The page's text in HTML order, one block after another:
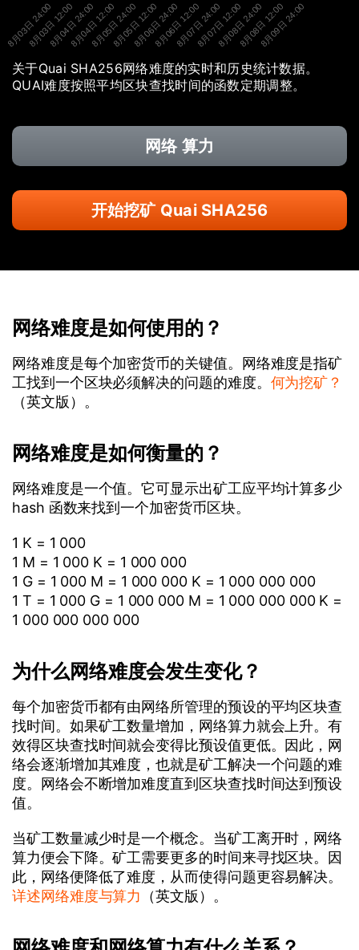
8月03日 24:00
8月03日 12:00
8月04日 24:00
8月04日 12:00
8月05日 24:00
8月05日 12:00
8月06日 24:00
8月06日 12:00
8月07日 24:00
8月07日 12:00
8月08日 24:00
8月08日 12:00
8月09日 24:00
关于Quai SHA256网络难度的实时和历史统计数据。
QUAI难度按照平均区块查找时间的函数定期调整。
网络 算力
开始挖矿 Quai SHA256
网络难度是如何使用的？
网络难度是每个加密货币的关键值。网络难度是指矿
工找到一个区块必须解决的问题的难度。 何为挖矿？
（英文版）。
网络难度是如何衡量的？
网络难度是一个值。它可显示出矿工应平均计算多少
hash 函数来找到一个加密货币区块。
1 K = 1 000
1 M = 1 000 K = 1 000 000
1 G = 1 000 M = 1 000 000 K = 1 000 000 000
1 T = 1 000 G = 1 000 000 M = 1 000 000 000 K =
1 000 000 000 000
为什么网络难度会发生变化？
每个加密货币都有由网络所管理的预设的平均区块查
找时间。如果矿工数量增加，网络算力就会上升。有
效得区块查找时间就会变得比预设值更低。因此，网
络会逐渐增加其难度，也就是矿工解决一个问题的难
度。网络会不断增加难度直到区块查找时间达到预设
值。
当矿工数量减少时是一个概念。当矿工离开时，网络
算力便会下降。矿工需要更多的时间来寻找区块。因
此，网络便降低了难度，从而使得问题更容易解决。
详述网络难度与算力
（英文版）。